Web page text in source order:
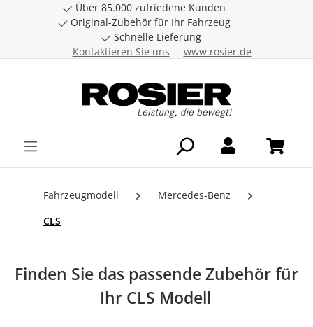
Zum Hauptinhalt springen
Über 85.000 zufriedene Kunden
Original-Zubehör für Ihr Fahrzeug
Schnelle Lieferung
Kontaktieren Sie uns
www.rosier.de
Fahrzeugmodell
Mercedes-Benz
CLS
Finden Sie das passende Zubehör für
Ihr CLS Modell